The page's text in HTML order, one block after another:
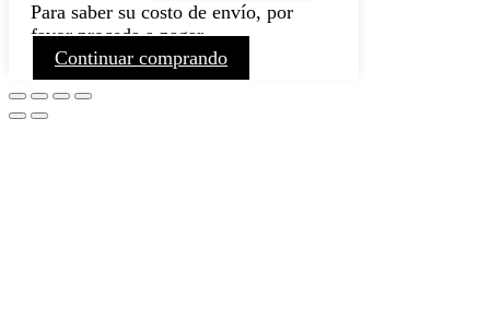
Para saber su costo de envío, por
favor proceda a pagar.
Continuar comprando